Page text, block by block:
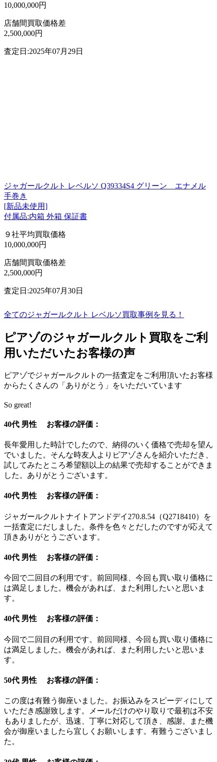
10,000,000円
店舗間買取価格差
2,500,000円
査定日:2025年07月29日
ジャガールクルト レベルソ Q39334S4 グリーン エナメル
手巻き
[新品未使用]
付属品:内箱 外箱 保証書
９社平均買取価格
10,000,000円
店舗間買取価格差
2,500,000円
査定日:2025年07月30日
全てのジャガールクルト レベルソ買取事例を見る！
ピアゾのジャガールクルト買取をご利
用いただいたお客様の声
ピアゾでジャガールクルトの一括査定をご利用頂いたお客様
からたくさんの「ありがとう」をいただいています
So great!
40代 男性 お客様の評価：
長年愛用した時計でしたので、納得のいく価格で売却を望ん
でいました。そんな時友人よりピアゾさんを紹介いただき、
試してみたところ希望額以上の結果で売却することができま
した。ありがとうございます。
40代 男性 お客様の評価：
ジャガールクルトナイトアンドデイ270.8.54（Q2718410）を
一括査定にだしました。条件を色々とだしたのですが応えて
頂きありがとうございます。
40代 男性 お客様の評価：
今回で二回目の利用です。前回同様、今回も買い取り価格に
は満足しました。機会があれば、また利用したいと思いま
す。
40代 男性 お客様の評価：
今回で二回目の利用です。前回同様、今回も買い取り価格に
は満足しました。機会があれば、また利用したいと思いま
す。
50代 男性 お客様の評価：
この度は有難う御座いました。お振込みをスピーディにして
いただき感謝致します。メールだけのやり取りで最初は不安
もありましたが、迅速、丁寧に対応して頂き、感謝。また機
会が御座いましたら宜しくお願いします。有難うございまし
た。